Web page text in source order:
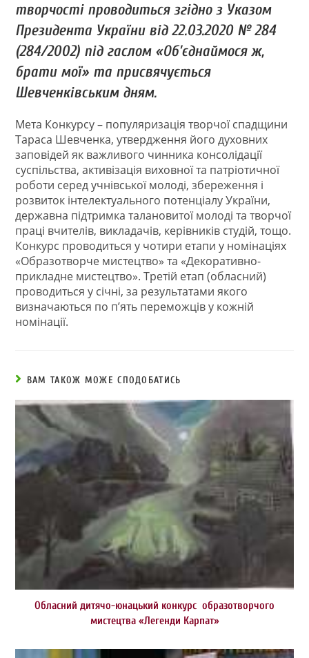
творчості проводиться згідно з Указом
Президента України від 22.03.2020 № 284
(284/2002) під гаслом «Об’єднаймося ж,
брати мої» та присвячується
Шевченківським дням.
Мета Конкурсу – популяризація творчої спадщини
Тараса Шевченка, утвердження його духовних
заповідей як важливого чинника консолідації
суспільства, активізація виховної та патріотичної
роботи серед учнівської молоді, збереження і
розвиток інтелектуального потенціалу України,
державна підтримка талановитої молоді та творчої
праці вчителів, викладачів, керівників студій, тощо.
Конкурс проводиться у чотири етапи у номінаціях
«Образотворче мистецтво» та «Декоративно-
прикладне мистецтво». Третій етап (обласний)
проводиться у січні, за результатами якого
визначаються по п’ять переможців у кожній
номінації.
ВАМ ТАКОЖ МОЖЕ СПОДОБАТИСЬ
Обласний дитячо-юнацький конкурс образотворчого
мистецтва «Легенди Карпат»